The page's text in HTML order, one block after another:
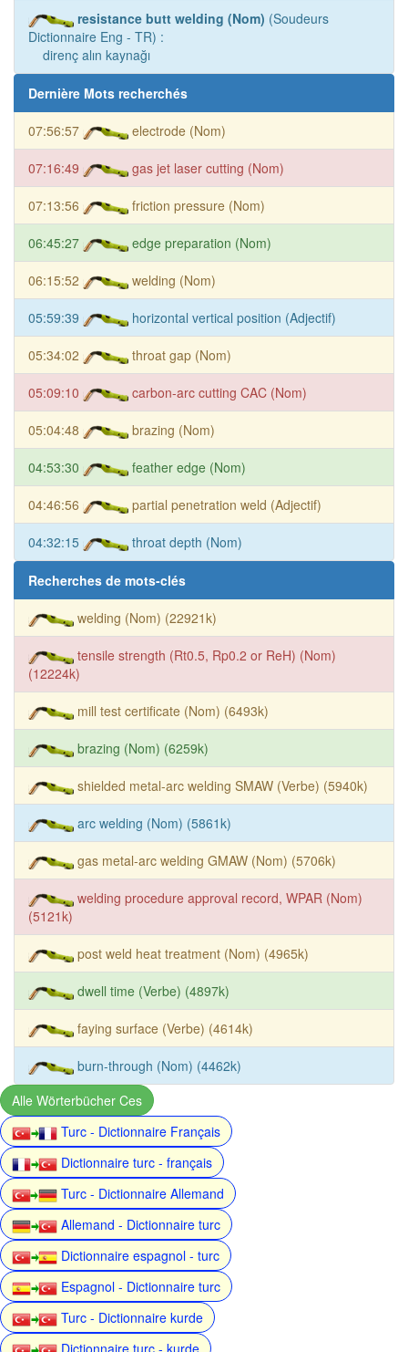
resistance butt welding (Nom) (Soudeurs
Dictionnaire Eng - TR) :
direnç alın kaynağı
Dernière Mots recherchés
07:56:57 electrode (Nom)
07:16:49 gas jet laser cutting (Nom)
07:13:56 friction pressure (Nom)
06:45:27 edge preparation (Nom)
06:15:52 welding (Nom)
05:59:39 horizontal vertical position (Adjectif)
05:34:02 throat gap (Nom)
05:09:10 carbon-arc cutting CAC (Nom)
05:04:48 brazing (Nom)
04:53:30 feather edge (Nom)
04:46:56 partial penetration weld (Adjectif)
04:32:15 throat depth (Nom)
Recherches de mots-clés
welding (Nom) (22921k)
tensile strength (Rt0.5, Rp0.2 or ReH) (Nom)
(12224k)
mill test certificate (Nom) (6493k)
brazing (Nom) (6259k)
shielded metal-arc welding SMAW (Verbe) (5940k)
arc welding (Nom) (5861k)
gas metal-arc welding GMAW (Nom) (5706k)
welding procedure approval record, WPAR (Nom)
(5121k)
post weld heat treatment (Nom) (4965k)
dwell time (Verbe) (4897k)
faying surface (Verbe) (4614k)
burn-through (Nom) (4462k)
Alle Wörterbücher Ces
Turc - Dictionnaire Français
Dictionnaire turc - français
Turc - Dictionnaire Allemand
Allemand - Dictionnaire turc
Dictionnaire espagnol - turc
Espagnol - Dictionnaire turc
Turc - Dictionnaire kurde
Dictionnaire turc - kurde